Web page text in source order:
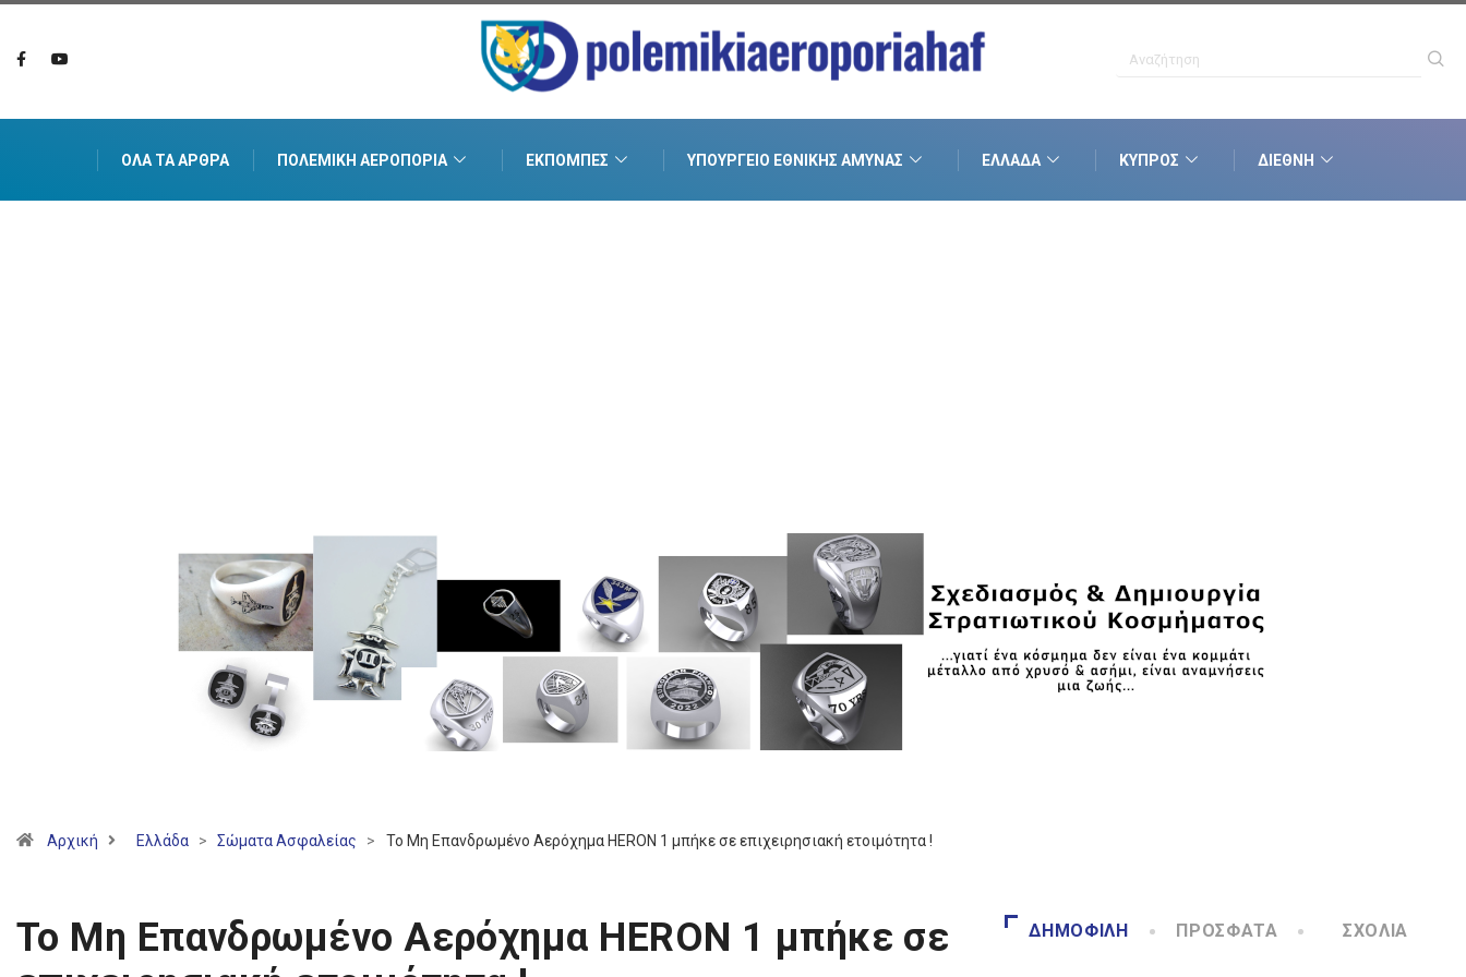
ΌΛΑ ΤΑ ΆΡΘΡΑ ΠΟΛΕΜΙΚΉ ΑΕΡΟΠΟΡΊΑ ΕΚΠΟΜΠΈΣ ΥΠΟΥΡΓΕΊΟ ΕΘΝΙΚΉΣ ΆΜΥΝΑΣ ΕΛΛΆΔΑ ΚΎΠΡΟΣ ΔΙΕΘΝΉ
Αρχική Ελλάδα > Σώματα Ασφαλείας > To Μη Επανδρωμένο Αερόχημα HERON 1 μπήκε σε επιχειρησιακή ετοιμότητα !
To Μη Επανδρωμένο Αερόχημα HERON 1 μπήκε σε
ΔΗΜΟΦΙΛΉ ΠΡΌΣΦΑΤΑ ΣΧΌΛΙΑ